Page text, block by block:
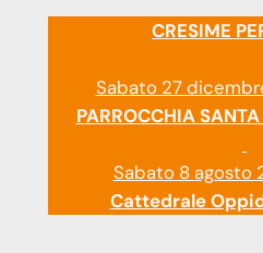
CRESIME
Sabato 27
PARROCCHIA
Sabato 8 agosto
Cattedrale